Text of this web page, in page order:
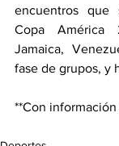
encuentros que
Copa América
Jamaica,
fase de grupos, y
**Con